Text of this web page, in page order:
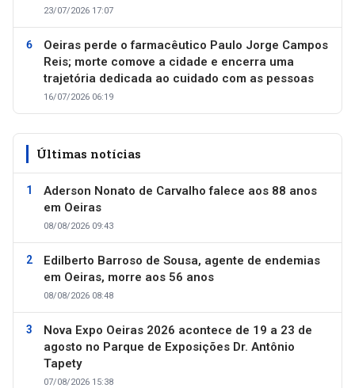
23/07/2026 17:07
Oeiras perde o farmacêutico Paulo Jorge Campos
Reis; morte comove a cidade e encerra uma
trajetória dedicada ao cuidado com as pessoas
16/07/2026 06:19
Últimas notícias
Aderson Nonato de Carvalho falece aos 88 anos
em Oeiras
08/08/2026 09:43
Edilberto Barroso de Sousa, agente de endemias
em Oeiras, morre aos 56 anos
08/08/2026 08:48
Nova Expo Oeiras 2026 acontece de 19 a 23 de
agosto no Parque de Exposições Dr. Antônio
Tapety
07/08/2026 15:38